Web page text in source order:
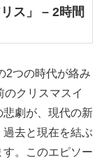
ス」 – 2時間
2つの時代が絡み
クリスマスイ
劇が、現代の新
去と現在を結ぶ
。このエピソー